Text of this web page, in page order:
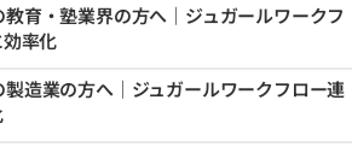
育・塾業界の方へ｜ジュガールワークフ
率化
造業の方へ｜ジュガールワークフロー連